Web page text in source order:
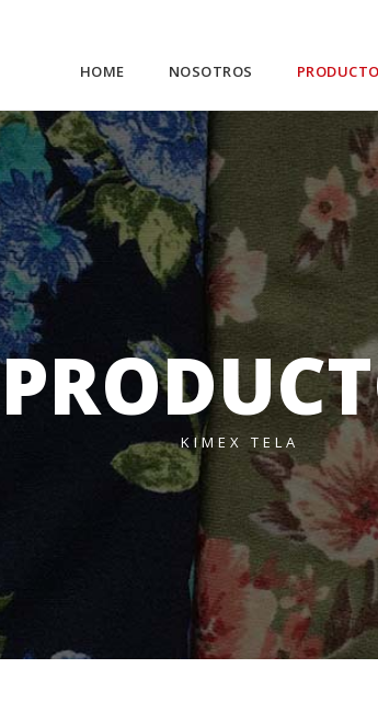
HOME NOSOTROS
PRODUCT
KIMEX TELA